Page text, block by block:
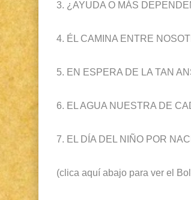
3. ¿AYUDA O MÁS
4. ÉL CAMINA ENTRE
5. EN ESPERA DE LA TAN
6. EL AGUA NUESTRA DE
7. EL DÍA DEL NIÑO POR
(clica aquí abajo para ver el